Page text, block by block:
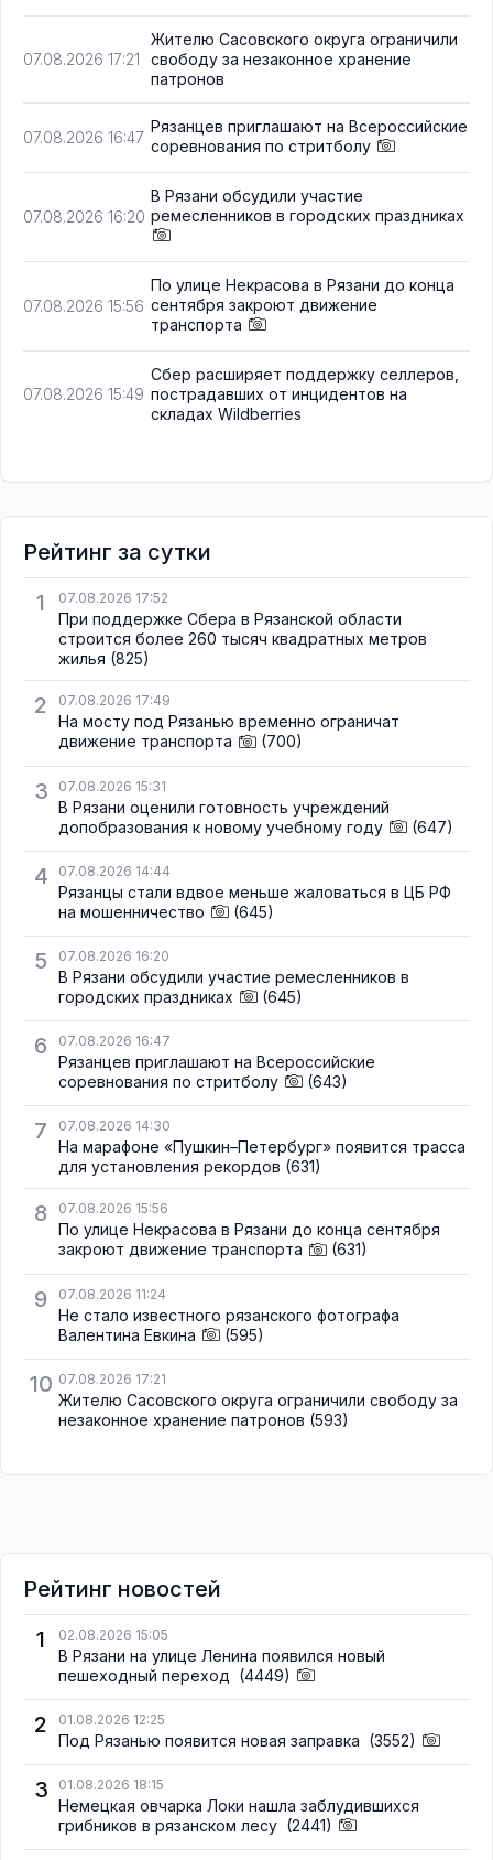
07.08.2026 17:21
Жителю Сасовского округа ограничили
свободу за незаконное хранение
патронов
07.08.2026 16:47
Рязанцев приглашают на Всероссийские
соревнования по стритболу
07.08.2026 16:20
В Рязани обсудили участие
ремесленников в городских праздниках
07.08.2026 15:56
По улице Некрасова в Рязани до конца
сентября закроют движение
транспорта
07.08.2026 15:49
Сбер расширяет поддержку селлеров,
пострадавших от инцидентов на
складах Wildberries
Рейтинг за сутки
1
07.08.2026 17:52
При поддержке Сбера в Рязанской области
строится более 260 тысяч квадратных метров
жилья (825)
2 07.08.2026 17:49
На мосту под Рязанью временно ограничат
движение транспорта
(700)
3 07.08.2026 15:31
В Рязани оценили готовность учреждений
допобразования к новому учебному году
(647)
4 07.08.2026 14:44
Рязанцы стали вдвое меньше жаловаться в ЦБ РФ
на мошенничество
(645)
5 07.08.2026 16:20
В Рязани обсудили участие ремесленников в
городских праздниках
(645)
6 07.08.2026 16:47
Рязанцев приглашают на Всероссийские
соревнования по стритболу
(643)
7 07.08.2026 14:30
На марафоне «Пушкин–Петербург» появится трасса
для установления рекордов (631)
8 07.08.2026 15:56
По улице Некрасова в Рязани до конца сентября
закроют движение транспорта
(631)
9 07.08.2026 11:24
Не стало известного рязанского фотографа
Валентина Евкина
(595)
10 07.08.2026 17:21
Жителю Сасовского округа ограничили свободу за
незаконное хранение патронов (593)
Рейтинг новостей
1
02.08.2026 15:05
В Рязани на улице Ленина появился новый
пешеходный переход (4449)
2 01.08.2026 12:25
Под Рязанью появится новая заправка (3552)
3 01.08.2026 18:15
Немецкая овчарка Локи нашла заблудившихся
грибников в рязанском лесу (2441)